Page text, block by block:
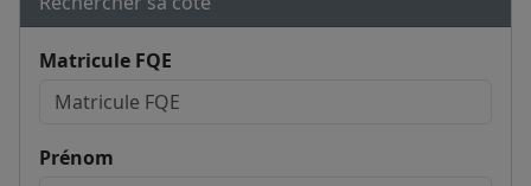
Matricule FQE
Prénom